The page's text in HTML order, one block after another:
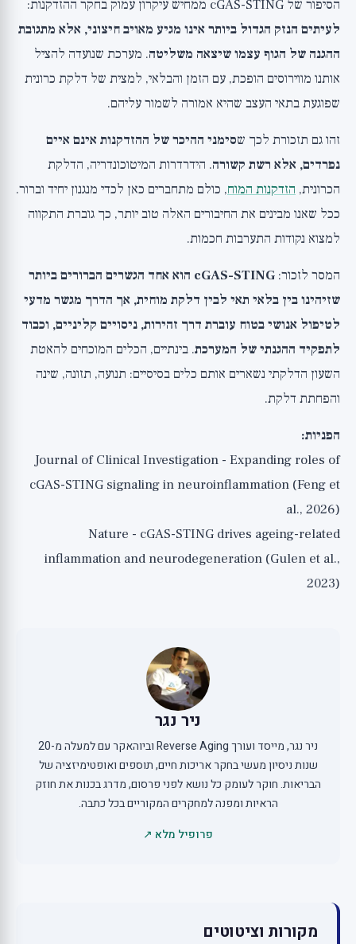
הסיפור של cGAS-STING ממחיש עיקרון עמוק בחקר ההזדקנות:
לעיתים הנזק הגדול ביותר אינו מגיע מאויב חיצוני, אלא מתגובת
ההגנה של הגוף עצמו שיצאה משליטה. מערכת שנועדה להציל
אותנו מווירוסים הופכת, עם הזמן והבלאי, למצית של דלקת כרונית
שפוגעת בתאי העצב שהיא אמורה לשמור עליהם.
זהו גם תזכורת לכך שסימני ההיכר של ההזדקנות אינם איים
נפרדים, אלא רשת קשורה. הידרדרות המיטוכונדריה, הדלקת
הכרונית, הזדקנות המוח, כולם מתחברים כאן לכדי מנגנון יחיד וברור.
ככל שאנו מבינים את החיבורים האלה טוב יותר, כך גוברת התקווה
למצוא נקודות התערבות חכמות.
המסר לזכור:
cGAS-STING הוא אחד הגשרים הברורים ביותר
שזיהינו בין בלאי תאי לבין דלקת מוחית, אך הדרך מגשר מדעי
לטיפול אנושי בטוח עוברת דרך זהירות, ניסויים קליניים, וכבוד
לתפקיד ההגנתי של המערכת. בינתיים, הכלים המוכחים להאטת
השעון הדלקתי נשארים אותם כלים בסיסיים: תנועה, תזונה, שינה
והפחתת דלקת.
הפניות:
Journal of Clinical Investigation - Expanding roles of
cGAS-STING signaling in neuroinflammation (Feng et
al., 2026)
Nature - cGAS-STING drives ageing-related
inflammation and neurodegeneration (Gulen et al.,
2023)
ניר נגר
ניר נגר, מייסד ועורך Reverse Aging וביוהאקר עם למעלה מ-20
שנות ניסיון מעשי בחקר אריכות חיים, תוספים ואופטימיזציה של
הבריאות. חוקר לעומק כל נושא לפני פרסום, מדרג בכנות את חוזק
הראיות ומפנה למחקרים המקוריים בכל כתבה.
פרופיל מלא ↗
מקורות וציטוטים